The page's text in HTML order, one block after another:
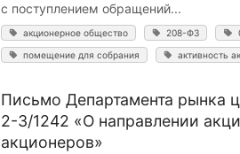
с поступлением обращений...
акционерное общество 208-ФЗ
помещение для собрания активность
Письмо Департамента рынка
2-3/1242 «О направлении
акционеров»